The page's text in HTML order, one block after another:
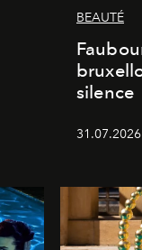
BEAUTÉ
silence